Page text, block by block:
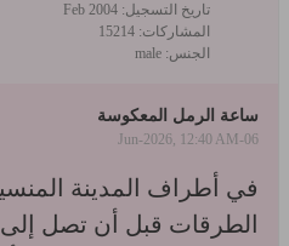
تاريخ التسجيل: Feb 2004
المشاركات: 15214
الجنس: male
ساعة الرمل المعكوسة
06-Jun-2026, 12:40 AM
في أطراف المدينة
الطرقات قبل أن تصل إلى